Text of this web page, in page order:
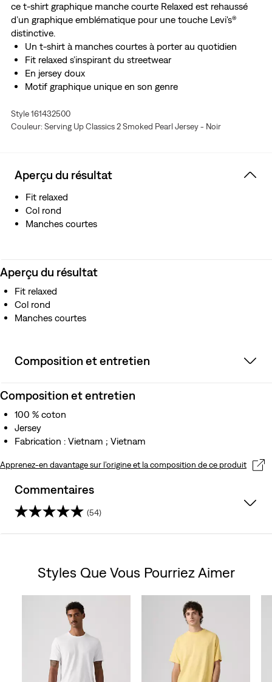
ce t-shirt graphique manche courte Relaxed est rehaussé
d’un graphique emblématique pour une touche Levi's®
distinctive.
Un t-shirt à manches courtes à porter au quotidien
Fit relaxed s’inspirant du streetwear
En jersey doux
Motif graphique unique en son genre
Style 161432500
Couleur: Serving Up Classics 2 Smoked Pearl Jersey - Noir
Aperçu du résultat
Fit relaxed
Col rond
Manches courtes
Aperçu du résultat
Fit relaxed
Col rond
Manches courtes
Composition et entretien
Composition et entretien
100 % coton
Jersey
Fabrication : Vietnam ; Vietnam
Apprenez-en davantage sur l’origine et la composition de ce produit
Commentaires
(54)
étoiles.
Styles Que Vous Pourriez Aimer